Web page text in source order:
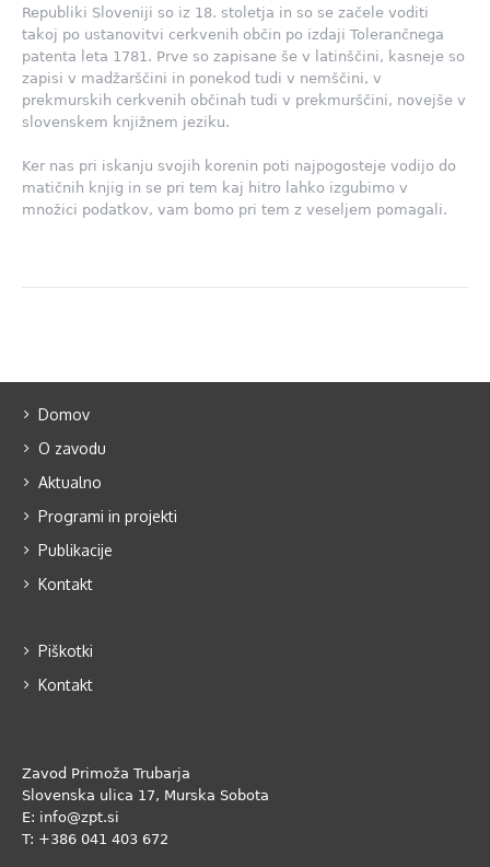
Republiki Sloveniji so iz 18. stoletja in so se začele voditi
takoj po ustanovitvi cerkvenih občin po izdaji Tolerančnega
patenta leta 1781. Prve so zapisane še v latinščini, kasneje so
zapisi v madžarščini in ponekod tudi v nemščini, v
prekmurskih cerkvenih občinah tudi v prekmurščini, novejše v
slovenskem knjižnem jeziku.
Ker nas pri iskanju svojih korenin poti najpogosteje vodijo do
matičnih knjig in se pri tem kaj hitro lahko izgubimo v
množici podatkov, vam bomo pri tem z veseljem pomagali.
Domov
O zavodu
Aktualno
Programi in projekti
Publikacije
Kontakt
Piškotki
Kontakt
Zavod Primoža Trubarja
Slovenska ulica 17, Murska Sobota
E: info@zpt.si
T: +386 041 403 672